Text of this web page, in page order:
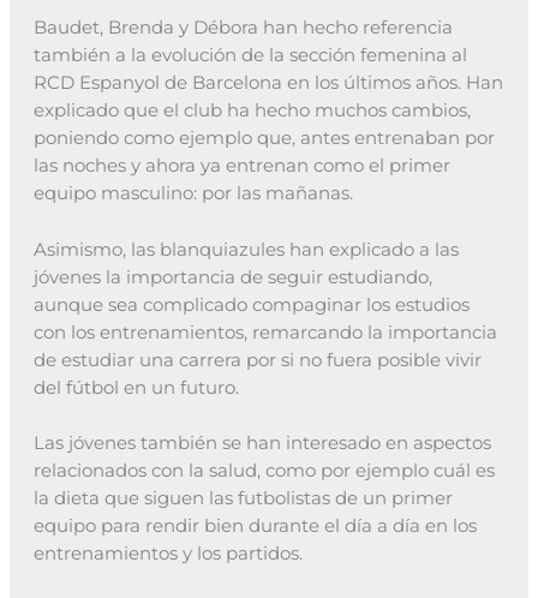
Baudet, Brenda y Débora han hecho referencia
también a la evolución de la sección femenina al
RCD Espanyol de Barcelona en los últimos años. Han
explicado que el club ha hecho muchos cambios,
poniendo como ejemplo que, antes entrenaban por
las noches y ahora ya entrenan como el primer
equipo masculino: por las mañanas.
Asimismo, las blanquiazules han explicado a las
jóvenes la importancia de seguir estudiando,
aunque sea complicado compaginar los estudios
con los entrenamientos, remarcando la importancia
de estudiar una carrera por si no fuera posible vivir
del fútbol en un futuro.
Las jóvenes también se han interesado en aspectos
relacionados con la salud, como por ejemplo cuál es
la dieta que siguen las futbolistas de un primer
equipo para rendir bien durante el día a día en los
entrenamientos y los partidos.